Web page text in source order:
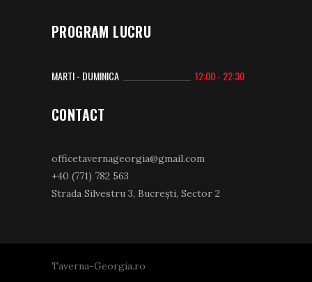
PROGRAM LUCRU
MARTI - DUMINICA 12:00 - 22:30
CONTACT
officetavernageorgia@gmail.com
+40 (771) 782 563
Strada Silvestru 3, Bucrești, Sector 2
Taverna-Georgia.ro